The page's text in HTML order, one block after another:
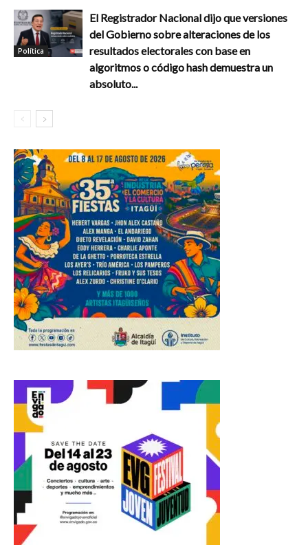
Política
El Registrador Nacional dijo que versiones
del Gobierno sobre alteraciones de los
resultados electorales con base en
algoritmos o código hash demuestra un
absoluto...